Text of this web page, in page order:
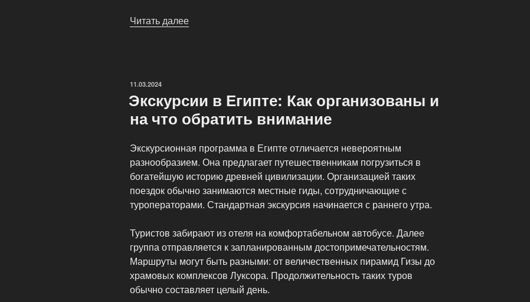
Читать далее
церемония
и
ОПУБЛИКОВАНО
11.03.2024
Экскурсии в Египте: Как организованы и
на что обратить внимание
Экскурсионная программа в Египте отличается невероятным
разнообразием. Она предлагает путешественникам погрузиться в
богатейшую историю древней цивилизации. Организацией таких
поездок обычно занимаются местные гиды, сотрудничающие с
туроператорами. Стандартная экскурсия начинается с раннего утра.
Туристов забирают из отеля на комфортабельном автобусе. Далее
группа отправляется к запланированным достопримечательностям.
Маршруты могут быть разными: от величественных пирамид Гизы до
храмовых комплексов Луксора. Продолжительность таких туров
обычно составляет целый день.